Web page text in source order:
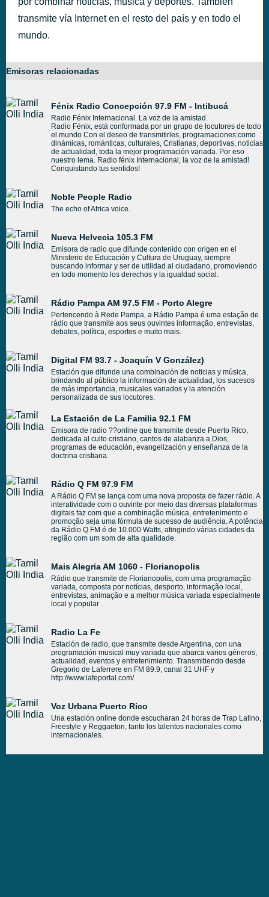
transmite vía Internet en el resto del país y en todo el
mundo.
Emisoras relacionadas
Fénix Radio Concepción 97.9 FM - Intibucá
Radio Fénix Internacional. La voz de la amistad.
Radio Fénix, está conformada por un grupo de locutores de todo
el mundo Con el deseo de transmitirles, programaciones:como
dinámicas, románticas, culturales, Cristianas, deportivas, noticias
de actualidad, toda la mejor programación variada. Por eso
nuestro lema. Radio fénix Internacional, la voz de la amistad!
Conquistando tus sentidos!
Noble People Radio
The echo of Africa voice.
Nueva Helvecia 105.3 FM
Emisora de radio que difunde contenido con origen en el
Ministerio de Educación y Cultura de Uruguay, siempre
buscando informar y ser de utilidad al ciudadano, promoviendo
en todo momento los derechos y la igualdad social.
Rádio Pampa AM 97.5 FM - Porto Alegre
Pertencendo à Rede Pampa, a Rádio Pampa é uma estação de
rádio que transmite aos seus ouvintes informação, entrevistas,
debates, política, esportes e muito mais.
Digital FM 93.7 - Joaquín V González)
Estación que difunde una combinación de noticias y música,
brindando al público la información de actualidad, los sucesos
de más importancia, musicales variados y la atención
personalizada de sus locutores.
La Estación de La Familia 92.1 FM
Emisora de radio ??online que transmite desde Puerto Rico,
dedicada al culto cristiano, cantos de alabanza a Dios,
programas de educación, evangelización y enseñanza de la
doctrina cristiana.
Rádio Q FM 97.9 FM
A Rádio Q FM se lança com uma nova proposta de fazer rádio. A
interatividade com o ouvinte por meio das diversas plataformas
digitais faz com que a combinação música, entretenimento e
promoção seja uma fórmula de sucesso de audiência. A potência
da Rádio Q FM é de 10.000 Watts, atingindo várias cidades da
região com um som de alta qualidade.
Mais Alegria AM 1060 - Florianopolis
Rádio que transmite de Florianopolis, com uma programação
variada, composta por notícias, desporto, informação local,
entrevistas, animação e a melhor música variada especialmente
local y popular .
Radio La Fe
Estación de radio, que transmite desde Argentina, con una
programación musical muy variada que abarca varios géneros,
actualidad, eventos y entretenimiento. Transmitiendo desde
Gregorio de Laferrere en FM 89.9, canal 31 UHF y
http://www.lafeportal.com/
Voz Urbana Puerto Rico
Una estación online donde escucharan 24 horas de Trap Latino,
Freestyle y Reggaeton, tanto los talentos nacionales como
internacionales.